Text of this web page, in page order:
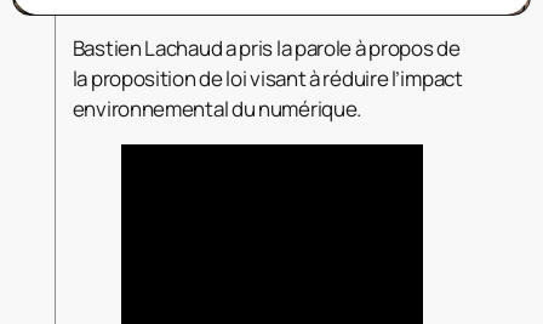
Bastien Lachaud a pris la parole à propos de
la proposition de loi visant à réduire l’impact
environnemental du numérique.